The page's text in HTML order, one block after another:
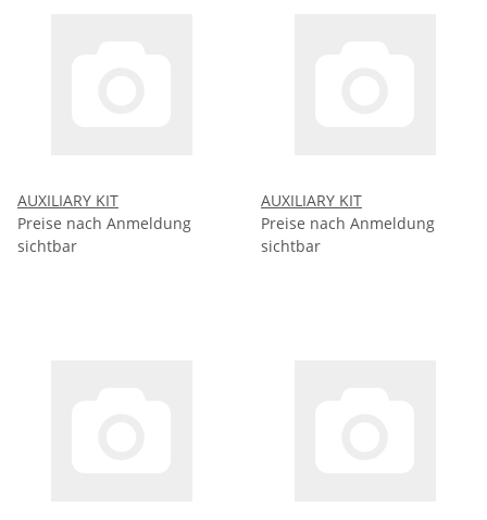
AUXILIARY KIT
Preise nach Anmeldung
sichtbar
AUXILIARY KIT
Preise nach Anmeldung
sichtbar